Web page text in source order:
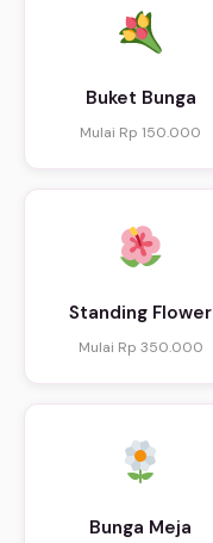
Buket Bunga
Mulai Rp 150.000
Standing Flower
Mulai Rp 350.000
Bunga Meja